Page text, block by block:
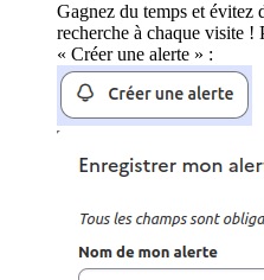
Gagnez du temps et évitez
recherche à chaque visite !
« Créer une alerte » :